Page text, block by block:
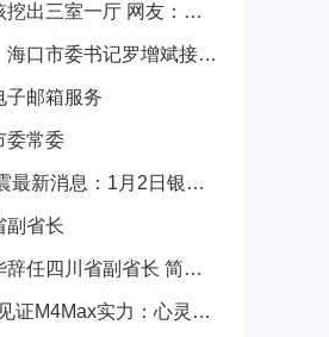
大雪后东北小孩挖出三室一厅 网友：南方的娃很羡慕
海南省委常委、海口市委书记罗增斌接受中央纪委国家监委纪律审查和监察调查
子邮箱服务
委常委
2025年宁夏地震最新消息：1月2日银川发生4.8级地震
副省长
黄彦蓉和陈文华辞任四川省副省长 简历资料照片
PG世界珍宝馆见证M4Max实力：心灵杀手2竟轻松跑出80FPS！